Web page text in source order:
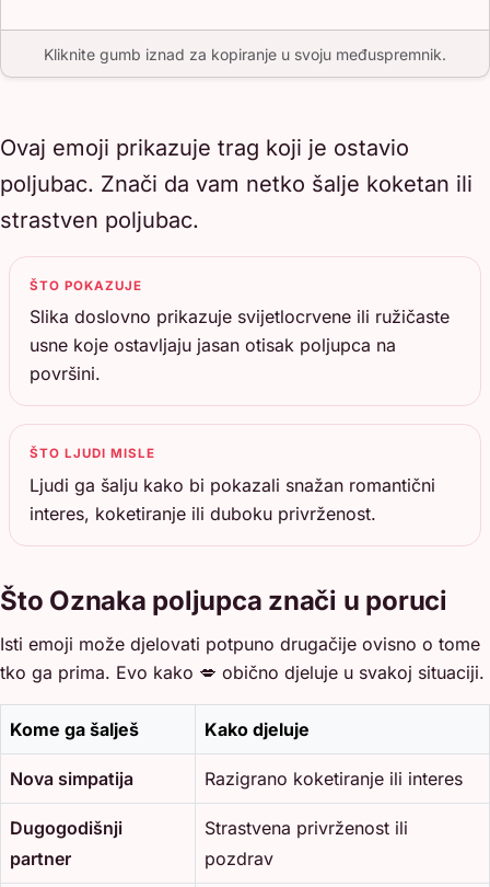
Kliknite gumb iznad za kopiranje u svoju međuspremnik.
Ovaj emoji prikazuje trag koji je ostavio
poljubac. Znači da vam netko šalje koketan ili
strastven poljubac.
ŠTO POKAZUJE
Slika doslovno prikazuje svijetlocrvene ili ružičaste
usne koje ostavljaju jasan otisak poljupca na
površini.
ŠTO LJUDI MISLE
Ljudi ga šalju kako bi pokazali snažan romantični
interes, koketiranje ili duboku privrženost.
Što Oznaka poljupca znači u poruci
Isti emoji može djelovati potpuno drugačije ovisno o tome
tko ga prima. Evo kako 💋 obično djeluje u svakoj situaciji.
Kome ga šalješ Kako djeluje
Nova simpatija Razigrano koketiranje ili interes
Dugogodišnji
partner
Strastvena privrženost ili
pozdrav